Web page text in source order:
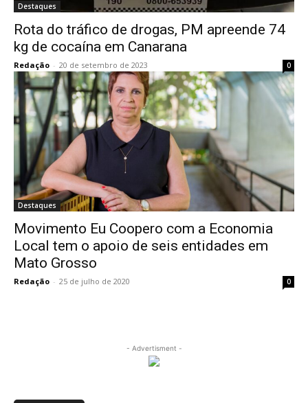
Destaques
Rota do tráfico de drogas, PM apreende 74
kg de cocaína em Canarana
Redação - 20 de setembro de 2023 0
Destaques
Movimento Eu Coopero com a Economia
Local tem o apoio de seis entidades em
Mato Grosso
Redação - 25 de julho de 2020 0
- Advertisment -